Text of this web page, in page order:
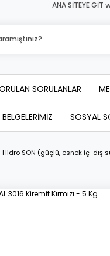
ANA SİTEYE
SORULANLAR
SOSYAL
Hidro SON (güçlü, esnek iç-dış